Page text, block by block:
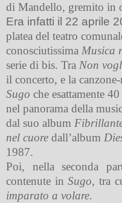
di Mandello, gremito in
Era infatti il 22 aprile
platea del teatro
conosciutissima Musica
serie di bis. Tra Non
il concerto, e la
Sugo che esattamente
nel panorama della
dal suo album
nel cuore dall’album
1987.
Poi, nella seconda
contenute inSugo, tra
imparato a volare.